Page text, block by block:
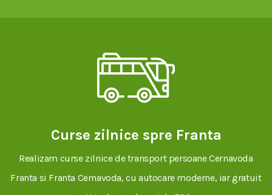
Curse zilnice spre Franta
Realizam curse zilnice de transport persoane Cernavoda
Franta si Franta Cernavoda, cu autocare moderne, iar gratuit